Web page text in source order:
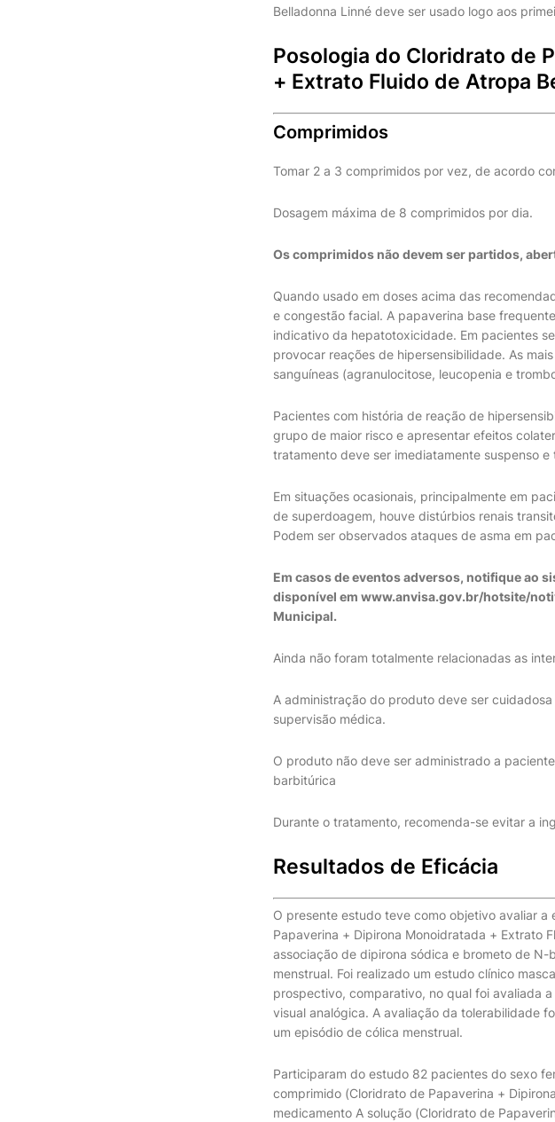
Belladonna Linné deve ser usado logo aos
Posologia do Cloridrato de
+ Extrato Fluido de Atropa
Comprimidos
Tomar 2 a 3 comprimidos por vez, de acordo
Dosagem máxima de 8 comprimidos por dia.
Os comprimidos não devem ser partidos,
Quando usado em doses acima das
e congestão facial. A papaverina base
indicativo da hepatotoxicidade. Em pacientes
provocar reações de hipersensibilidade. As
sanguíneas (agranulocitose, leucopenia e
Pacientes com história de reação de
grupo de maior risco e apresentar efeitos
tratamento deve ser imediatamente suspenso
Em situações ocasionais, principalmente em
de superdoagem, houve distúrbios renais
Podem ser observados ataques de asma em
Em casos de eventos adversos, notifique ao
disponível em www.anvisa.gov.br/hotsite/
Municipal.
Ainda não foram totalmente relacionadas as
A administração do produto deve ser
supervisão médica.
O produto não deve ser administrado a
barbitúrica
Durante o tratamento, recomenda-se evitar a
Resultados de Eficácia
O presente estudo teve como objetivo avaliar
Papaverina + Dipirona Monoidratada + Extrato
associação de dipirona sódica e brometo de N-
menstrual. Foi realizado um estudo clínico
prospectivo, comparativo, no qual foi avaliada
visual analógica. A avaliação da tolerabilidade
um episódio de cólica menstrual.
Participaram do estudo 82 pacientes do sexo
comprimido (Cloridrato de Papaverina +
medicamento A solução (Cloridrato de